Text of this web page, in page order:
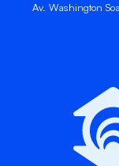
Av. Washington